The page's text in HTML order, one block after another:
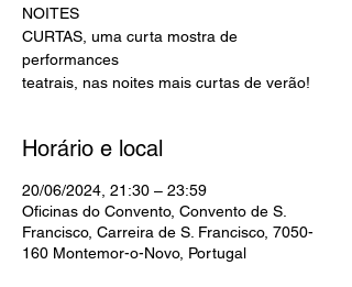
NOITES
CURTAS, uma curta mostra de
performances
teatrais, nas noites mais curtas de verão!
Horário e local
20/06/2024, 21:30 – 23:59
Oficinas do Convento, Convento de S.
Francisco, Carreira de S. Francisco, 7050-
160 Montemor-o-Novo, Portugal